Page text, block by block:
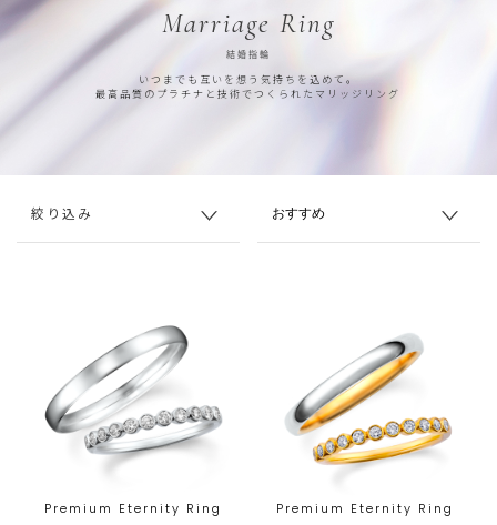
Marriage Ring
結婚指輪
いつまでも互いを想う気持ちを込めて。
最高品質のプラチナと技術でつくられたマリッジリング
絞り込み
Premium Eternity Ring Premium Eternity Ring